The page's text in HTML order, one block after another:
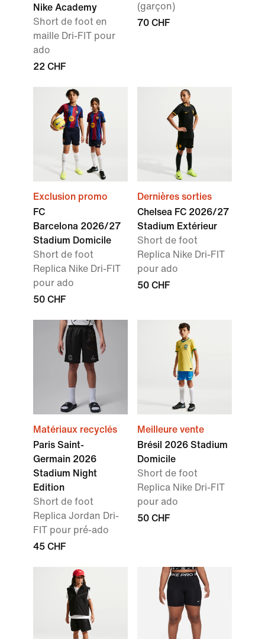
Nike Academy
Short de foot en
maille Dri-FIT pour
ado
22 CHF
(garçon)
70 CHF
Exclusion promo
FC
Barcelona 2026/27
Stadium Domicile
Short de foot
Replica Nike Dri-FIT
pour ado
50 CHF
Dernières sorties
Chelsea FC 2026/27
Stadium Extérieur
Short de foot
Replica Nike Dri-FIT
pour ado
50 CHF
Matériaux recyclés
Paris Saint-
Germain 2026
Stadium Night
Edition
Short de foot
Replica Jordan Dri-
FIT pour pré-ado
45 CHF
Meilleure vente
Brésil 2026 Stadium
Domicile
Short de foot
Replica Nike Dri-FIT
pour ado
50 CHF